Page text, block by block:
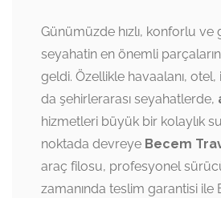
Günümüzde hızlı, konforlu ve
seyahatin en önemli
geldi. Özellikle havaalanı, otel,
da şehirlerarası seyahatlerde,
hizmetleri büyük bir kolaylık
noktada devreye Becem
araç filosu, profesyonel
zamanında teslim garantisi ile